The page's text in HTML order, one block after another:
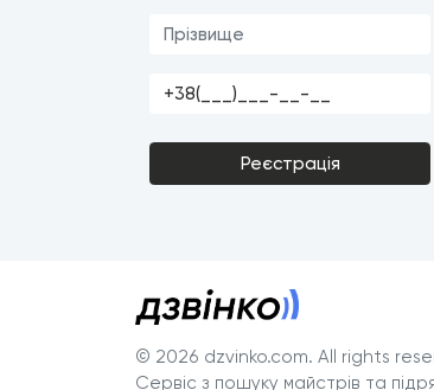
Реєстрація
© 2026 dzvinko.com. All rights
Сервіс з пошуку майстрів та